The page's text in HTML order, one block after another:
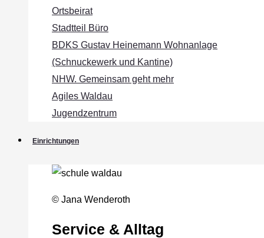
Ortsbeirat
Stadtteil Büro
BDKS Gustav Heinemann Wohnanlage
(Schnuckewerk und Kantine)
NHW. Gemeinsam geht mehr
Agiles Waldau
Jugendzentrum
Einrichtungen
© Jana Wenderoth
Service & Alltag